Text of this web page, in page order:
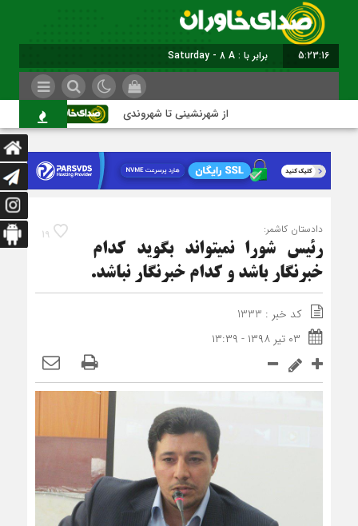
5:23:16 برابر با : Saturday - 8 August - 2026
از شهرنشینی تا شهروندی اصناف در
19 دادستان کاشمر:
رئیس شورا نمی‎تواند بگوید کدام
خبرنگار باشد و کدام خبرنگار نباشد.
کد خبر : 1333
۰۳ تیر ۱۳۹۸ - ۱۳:۳۹